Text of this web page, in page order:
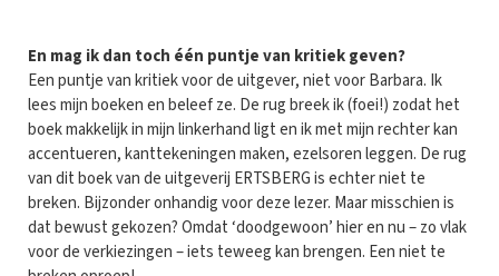
En mag ik dan toch één puntje van kritiek geven?
Een puntje van kritiek voor de uitgever, niet voor Barbara. Ik
lees mijn boeken en beleef ze. De rug breek ik (foei!) zodat het
boek makkelijk in mijn linkerhand ligt en ik met mijn rechter kan
accentueren, kanttekeningen maken, ezelsoren leggen. De rug
van dit boek van de uitgeverij ERTSBERG is echter niet te
breken. Bijzonder onhandig voor deze lezer. Maar misschien is
dat bewust gekozen? Omdat ‘doodgewoon’ hier en nu – zo vlak
voor de verkiezingen – iets teweeg kan brengen. Een niet te